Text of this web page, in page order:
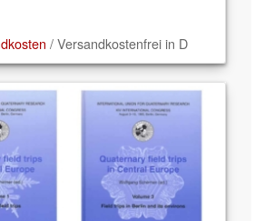
/ Versandkostenfrei in D